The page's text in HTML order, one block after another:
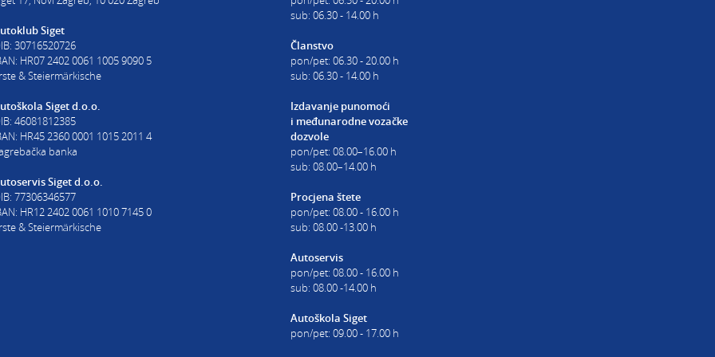
Siget
30716520726
HR07 2402 0061 1005 9090 5
& Steiermärkische
Siget d.o.o.
46081812385
HR45 2360 0001 1015 2011 4
banka
Siget d.o.o.
77306346577
HR12 2402 0061 1010 7145 0
& Steiermärkische
sub: 06.30 - 14.00 h
Članstvo
pon/pet: 06.30 - 20.00 h
sub: 06.30 - 14.00 h
Izdavanje punomoći
i međunarodne vozačke
dozvole
pon/pet: 08.00–16.00 h
sub: 08.00–14.00 h
Procjena štete
pon/pet: 08.00 - 16.00 h
sub: 08.00 -13.00 h
Autoservis
pon/pet: 08.00 - 16.00 h
sub: 08.00 -14.00 h
Autoškola Siget
pon/pet: 09.00 - 17.00 h